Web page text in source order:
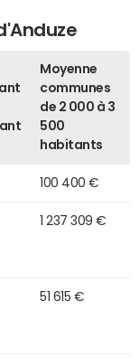
Moyenne
communes
de 2 000 à 3
500
habitants
100 400 €
1 237 309 €
51 615 €